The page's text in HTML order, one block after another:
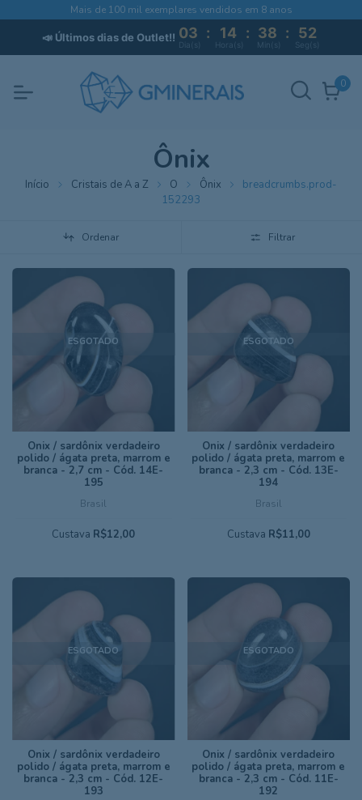
Mais de 100 mil exemplares vendidos em 8 anos
📣 Últimos dias de Outlet!! 03 : 14 : 38 : 51
Dia(s) Hora(s) Min(s) Seg(s)
0
Ônix
Início Cristais de A a Z O Ônix
breadcrumbs.prod-
152293
Ordenar Filtrar
ESGOTADO
Brasil
Ônix / sardônix verdadeiro
polido / ágata preta, marrom e
branca - 2,7 cm - Cód. 14E-
195
Custava R$12,00
ESGOTADO
Brasil
Ônix / sardônix verdadeiro
polido / ágata preta, marrom e
branca - 2,3 cm - Cód. 13E-
194
Custava R$11,00
ESGOTADO
Ônix / sardônix verdadeiro
polido / ágata preta, marrom e
branca - 2,3 cm - Cód. 12E-
193
ESGOTADO
Ônix / sardônix verdadeiro
polido / ágata preta, marrom e
branca - 2,3 cm - Cód. 11E-
192